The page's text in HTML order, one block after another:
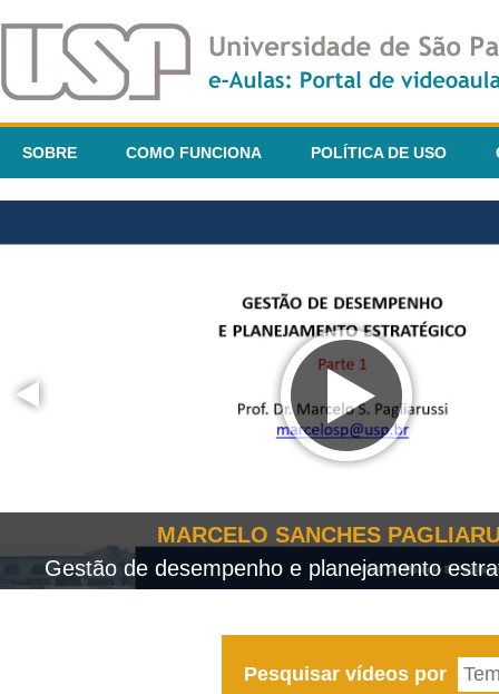
SOBRE COMO FUNCIONA POLÍTICA DE USO
MARCELO SANCHES
Gestão de desempenho e planejamento
Pesquisar vídeos por